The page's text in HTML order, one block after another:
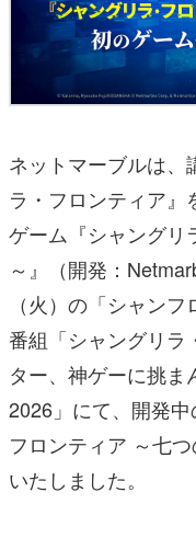
ネットマーブルは、
ラ・フロンティア
ゲーム『シャングリ
～』（開発：
（火）の「シャン
番組「シャングリラ
ター、神ゲーに挑
2026」にて、開発
フロンティア ～七
いたしました。